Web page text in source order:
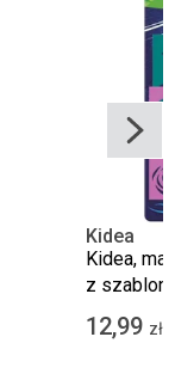
Kidea
Kidea,
z
12,99 zł